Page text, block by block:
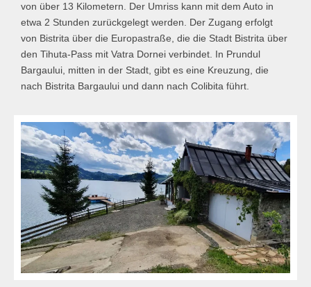
von über 13 Kilometern. Der Umriss kann mit dem Auto in
etwa 2 Stunden zurückgelegt werden. Der Zugang erfolgt
von Bistrita über die Europastraße, die die Stadt Bistrita über
den Tihuta-Pass mit Vatra Dornei verbindet. In Prundul
Bargaului, mitten in der Stadt, gibt es eine Kreuzung, die
nach Bistrita Bargaului und dann nach Colibita führt.